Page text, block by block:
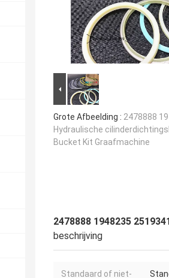
Grote Afbeelding : 2478888
Hydraulische
Bucket Kit Graafmachine
2478888 1948235
beschrijving
Standaard of niet-